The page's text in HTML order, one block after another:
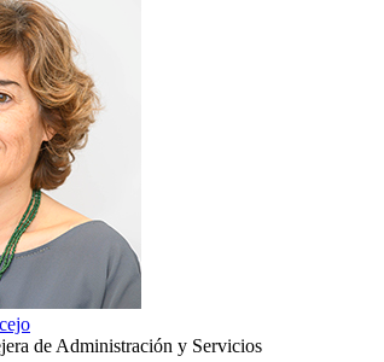
de Administración y Servicios